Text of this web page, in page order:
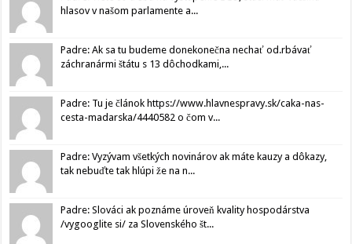
hlasov v našom parlamente a...
Padre: Ak sa tu budeme donekonečna nechať od.rbávať
záchranármi štátu s 13 dôchodkami,...
Padre: Tu je článok https://www.hlavnespravy.sk/caka-nas-
cesta-madarska/4440582 o čom v...
Padre: Vyzývam všetkých novinárov ak máte kauzy a dôkazy,
tak nebuďte tak hlúpi že na n...
Padre: Slováci ak poznáme úroveň kvality hospodárstva
/vygooglite si/ za Slovenského št...